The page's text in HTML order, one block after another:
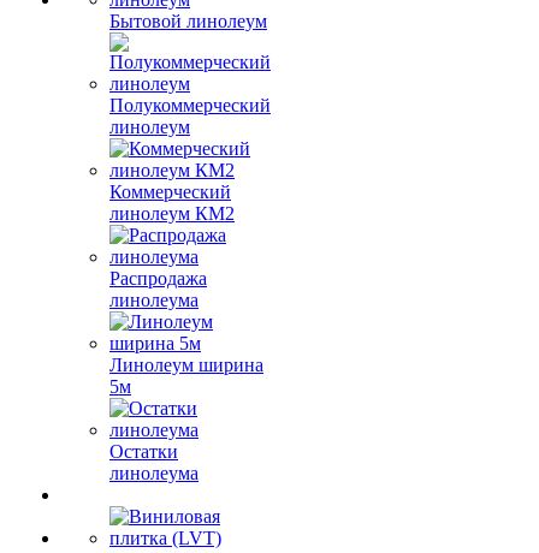
Бытовой линолеум
Полукоммерческий
линолеум
Коммерческий
линолеум КМ2
Распродажа
линолеума
Линолеум ширина
5м
Остатки
линолеума